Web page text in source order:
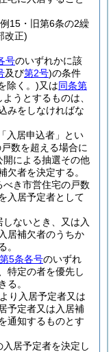
15・旧第6条の2繰
改正)
号のいずれかに該
及び第2号)の条件
除く。)又は同条第
うとするものは、
みをしなければな
入居申込者」とい
数を超える場合に
による抽選その他
欠者を決定する。
き市営住宅の戸数
入居予定者として
ないとき、又は入
居補欠者のうちか
。
第5条各号のいずれ
特定の者を優先し
る。
り入居予定者又は
予定者又は入居補
通知するものとす
居予定者を決定し